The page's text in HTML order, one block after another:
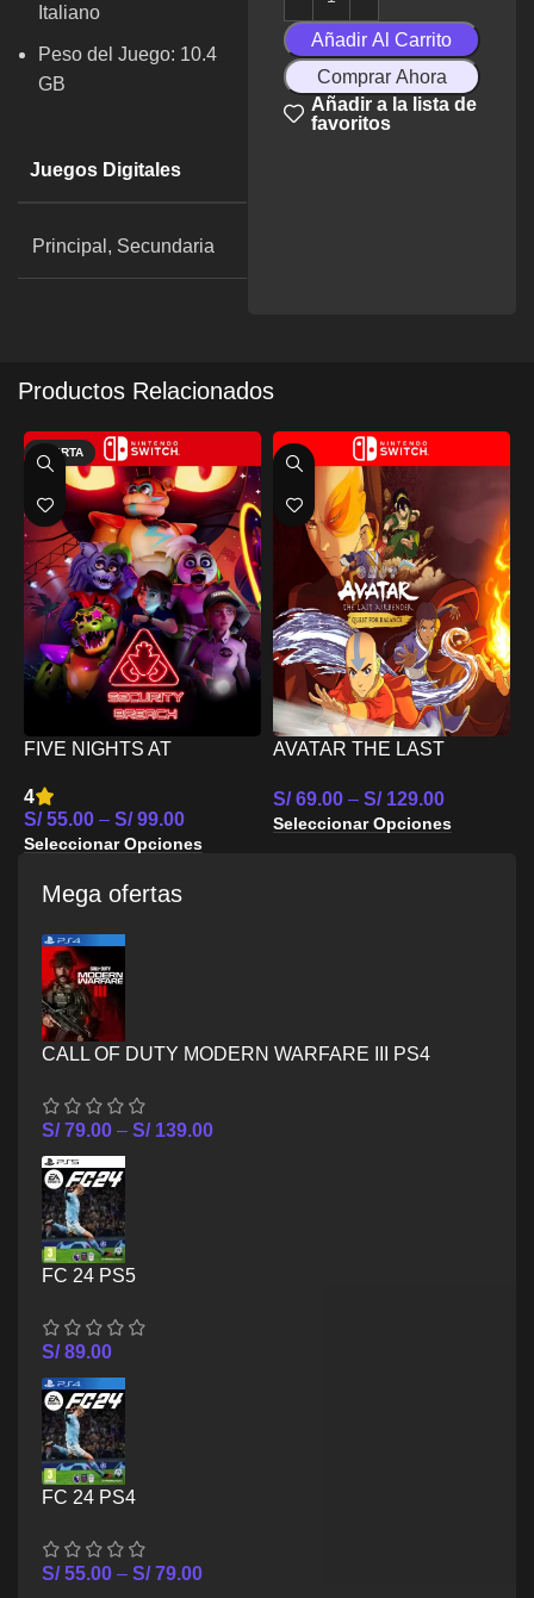
Italiano
Peso del Juego: 10.4
GB
Juegos Digitales
Principal, Secundaria
Añadir Al Carrito
Comprar Ahora
Añadir a la lista de
favoritos
Productos Relacionados
OFERTA
FIVE NIGHTS AT
BREACH – NINTENDO
SWITCH
4
S/55.00 – S/99.00
Seleccionar Opciones
AVATAR THE LAST
BALANCE – NINTENDO
SWITCH
S/69.00 – S/129.00
Seleccionar Opciones
Mega ofertas
CALL OF DUTY MODERN WARFARE III PS4
S/79.00 – S/139.00
FC 24 PS5
S/89.00
FC 24 PS4
S/55.00 – S/79.00